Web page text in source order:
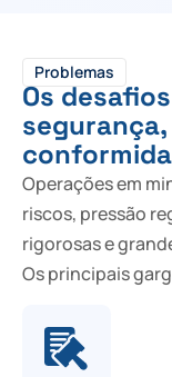
Problemas
Os
Operações em
riscos, pressão
rigorosas e
Os principais